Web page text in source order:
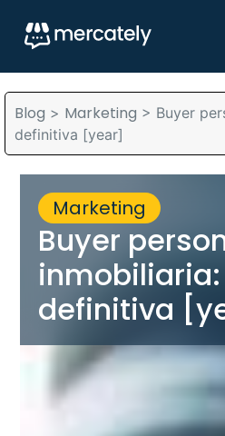
Blog > Marketing > Buyer
definitiva [year]
Marketing
Buyer
inmobiliaria:
definitiva